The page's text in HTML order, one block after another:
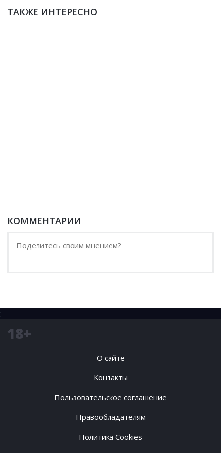
ТАКЖЕ ИНТЕРЕСНО
КОММЕНТАРИИ
;
18+
О сайте
Контакты
Пользовательское соглашение
Правообладателям
Политика Cookies